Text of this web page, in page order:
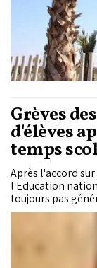
Grèves
d'élèves
temps
Après l'accord
l'Education
toujours pas
d'élèves lancent
reprennent les